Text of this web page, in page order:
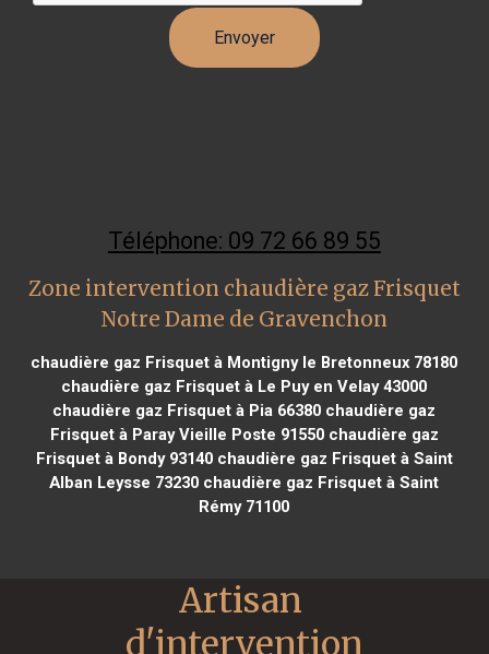
Téléphone: 09 72 66 89 55
Zone intervention chaudière gaz Frisquet
Notre Dame de Gravenchon
chaudière gaz Frisquet à Montigny le Bretonneux 78180
chaudière gaz Frisquet à Le Puy en Velay 43000
chaudière gaz Frisquet à Pia 66380 chaudière gaz
Frisquet à Paray Vieille Poste 91550chaudière gaz
Frisquet à Bondy 93140chaudière gaz Frisquet à Saint
Alban Leysse 73230 chaudière gaz Frisquet à Saint
Rémy 71100
Artisan
d'intervention